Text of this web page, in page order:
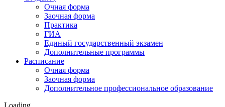
Очная форма
Заочная форма
Практика
ГИА
Единый государственный экзамен
Дополнительные программы
Расписание
Очная форма
Заочная форма
Дополнительное профессиональное образование
Loading…